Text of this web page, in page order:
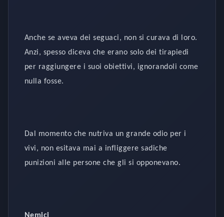
Anche se aveva dei seguaci, non si curava di loro.
Anzi, spesso diceva che erano solo dei tirapiedi
per raggiungere i suoi obiettivi, ignorandoli come
nulla fosse.
Dal momento che nutriva un grande odio per i
vivi, non esitava mai a infliggere sadiche
punizioni alle persone che gli si opponevano.